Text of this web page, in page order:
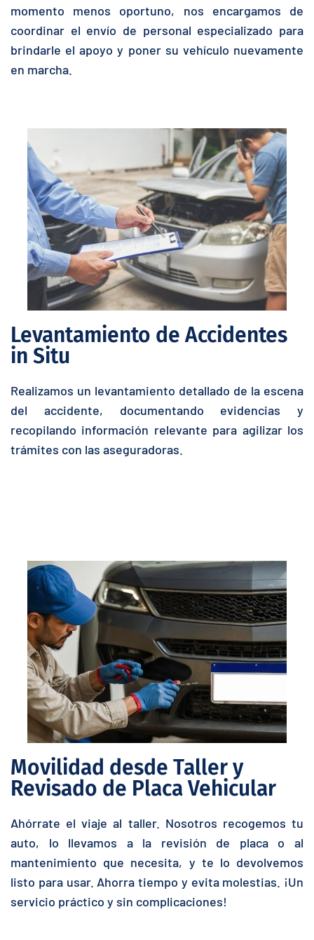
momento menos oportuno, nos encargamos de
coordinar el envío de personal especializado para
brindarle el apoyo y poner su vehículo nuevamente
en marcha.
Levantamiento de Accidentes
in Situ
Realizamos un levantamiento detallado de la escena
del accidente, documentando evidencias y
recopilando información relevante para agilizar los
trámites con las aseguradoras.
Movilidad desde Taller y
Revisado de Placa Vehicular
Ahórrate el viaje al taller. Nosotros recogemos tu
auto, lo llevamos a la revisión de placa o al
mantenimiento que necesita, y te lo devolvemos
listo para usar. Ahorra tiempo y evita molestias. ¡Un
servicio práctico y sin complicaciones!